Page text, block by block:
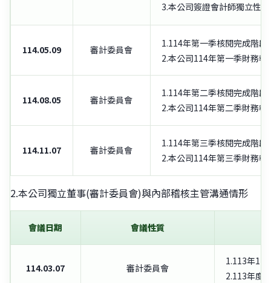
3.本公司簽證會計師獨立性
114.05.09 審計委員會
1.114年第一季核閱完成階
2.本公司114年第一季財務
114.08.05 審計委員會
1.114年第二季核閱完成階
2.本公司114年第二季財務
114.11.07 審計委員會
1.114年第三季核閱完成階
2.本公司114年第三季財務
2.本公司獨立董事(審計委員會)與內部稽核主管溝通情形
會議日期 會議性質
114.03.07 審計委員會
1.113年12
2.113年度